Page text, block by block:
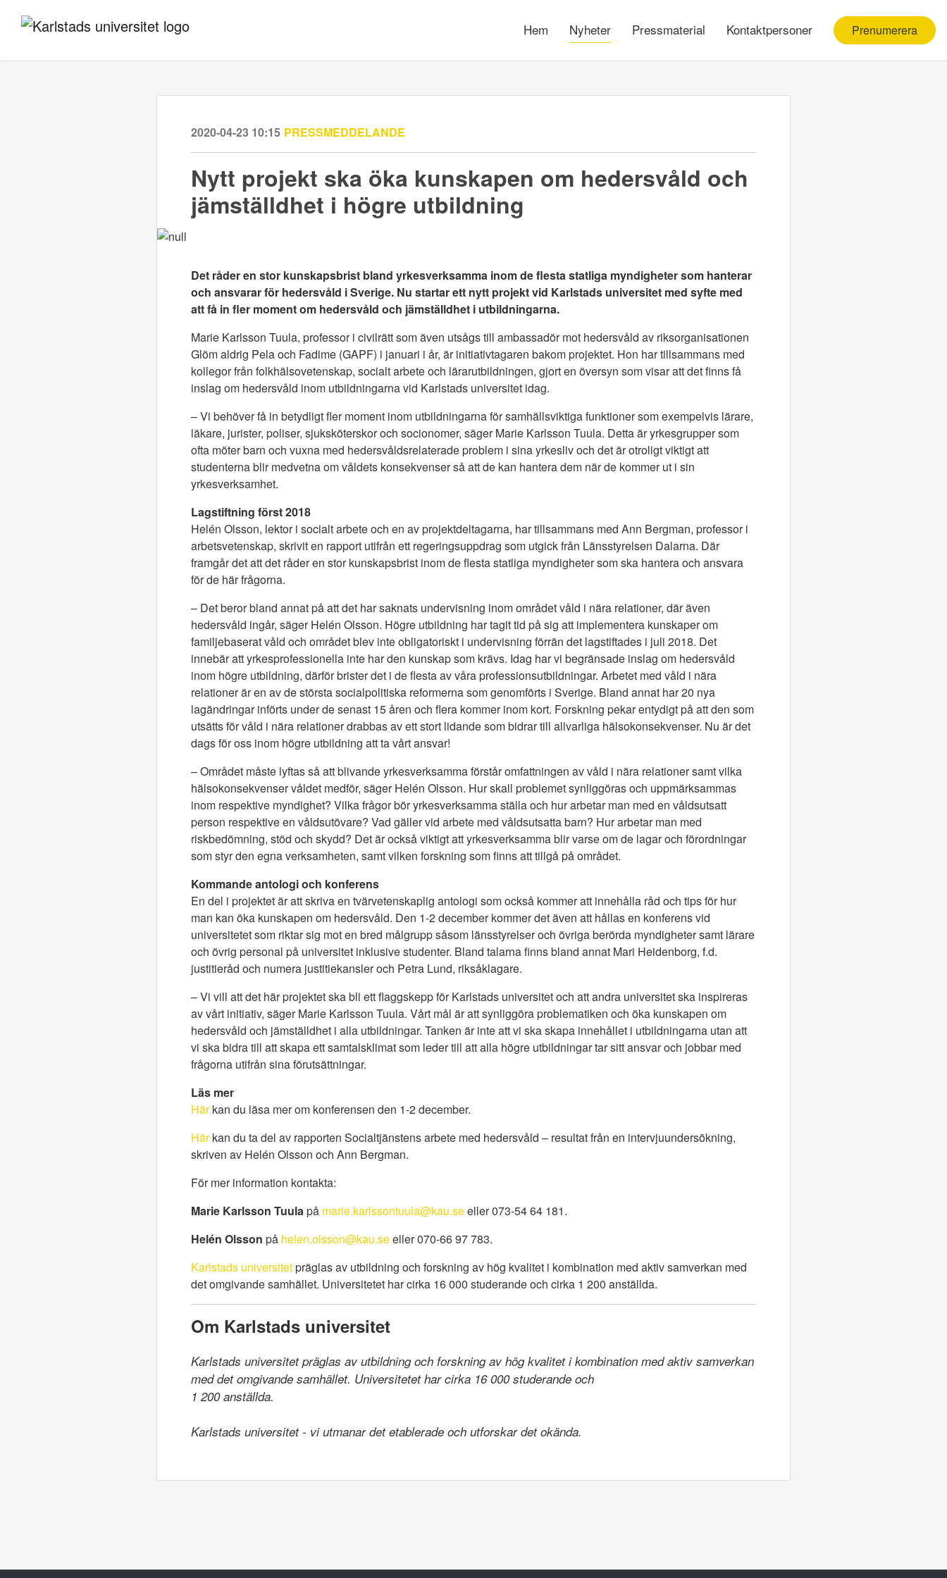
Hem Nyheter Pressmaterial Kontaktpersoner Prenumerera
2020-04-23 10:15 PRESSMEDDELANDE
Nytt projekt ska öka kunskapen om hedersvåld och
jämställdhet i högre utbildning
Det råder en stor kunskapsbrist bland yrkesverksamma inom de flesta statliga myndigheter som hanterar
och ansvarar för hedersvåld i Sverige. Nu startar ett nytt projekt vid Karlstads universitet med syfte med
att få in fler moment om hedersvåld och jämställdhet i utbildningarna.
Marie Karlsson Tuula, professor i civilrätt som även utsågs till ambassadör mot hedersvåld av riksorganisationen
Glöm aldrig Pela och Fadime (GAPF) i januari i år, är initiativtagaren bakom projektet. Hon har tillsammans med
kollegor från folkhälsovetenskap, socialt arbete och lärarutbildningen, gjort en översyn som visar att det finns få
inslag om hedersvåld inom utbildningarna vid Karlstads universitet idag.
– Vi behöver få in betydligt fler moment inom utbildningarna för samhällsviktiga funktioner som exempelvis lärare,
läkare, jurister, poliser, sjuksköterskor och socionomer, säger Marie Karlsson Tuula. Detta är yrkesgrupper som
ofta möter barn och vuxna med hedersvåldsrelaterade problem i sina yrkesliv och det är otroligt viktigt att
studenterna blir medvetna om våldets konsekvenser så att de kan hantera dem när de kommer ut i sin
yrkesverksamhet.
Lagstiftning först 2018
Helén Olsson, lektor i socialt arbete och en av projektdeltagarna, har tillsammans med Ann Bergman, professor i
arbetsvetenskap, skrivit en rapport utifrån ett regeringsuppdrag som utgick från Länsstyrelsen Dalarna. Där
framgår det att det råder en stor kunskapsbrist inom de flesta statliga myndigheter som ska hantera och ansvara
för de här frågorna.
– Det beror bland annat på att det har saknats undervisning inom området våld i nära relationer, där även
hedersvåld ingår, säger Helén Olsson. Högre utbildning har tagit tid på sig att implementera kunskaper om
familjebaserat våld och området blev inte obligatoriskt i undervisning förrän det lagstiftades i juli 2018. Det
innebär att yrkesprofessionella inte har den kunskap som krävs. Idag har vi begränsade inslag om hedersvåld
inom högre utbildning, därför brister det i de flesta av våra professionsutbildningar. Arbetet med våld i nära
relationer är en av de största socialpolitiska reformerna som genomförts i Sverige. Bland annat har 20 nya
lagändringar införts under de senast 15 åren och flera kommer inom kort. Forskning pekar entydigt på att den som
utsätts för våld i nära relationer drabbas av ett stort lidande som bidrar till allvarliga hälsokonsekvenser. Nu är det
dags för oss inom högre utbildning att ta vårt ansvar!
– Området måste lyftas så att blivande yrkesverksamma förstår omfattningen av våld i nära relationer samt vilka
hälsokonsekvenser våldet medför, säger Helén Olsson. Hur skall problemet synliggöras och uppmärksammas
inom respektive myndighet? Vilka frågor bör yrkesverksamma ställa och hur arbetar man med en våldsutsatt
person respektive en våldsutövare? Vad gäller vid arbete med våldsutsatta barn? Hur arbetar man med
riskbedömning, stöd och skydd? Det är också viktigt att yrkesverksamma blir varse om de lagar och förordningar
som styr den egna verksamheten, samt vilken forskning som finns att tillgå på området.
Kommande antologi och konferens
En del i projektet är att skriva en tvärvetenskaplig antologi som också kommer att innehålla råd och tips för hur
man kan öka kunskapen om hedersvåld. Den 1-2 december kommer det även att hållas en konferens vid
universitetet som riktar sig mot en bred målgrupp såsom länsstyrelser och övriga berörda myndigheter samt lärare
och övrig personal på universitet inklusive studenter. Bland talarna finns bland annat Mari Heidenborg, f.d.
justitieråd och numera justitiekansler och Petra Lund, riksåklagare.
– Vi vill att det här projektet ska bli ett flaggskepp för Karlstads universitet och att andra universitet ska inspireras
av vårt initiativ, säger Marie Karlsson Tuula. Vårt mål är att synliggöra problematiken och öka kunskapen om
hedersvåld och jämställdhet i alla utbildningar. Tanken är inte att vi ska skapa innehållet i utbildningarna utan att
vi ska bidra till att skapa ett samtalsklimat som leder till att alla högre utbildningar tar sitt ansvar och jobbar med
frågorna utifrån sina förutsättningar.
Läs mer
Härkan du läsa mer om konferensen den 1-2 december.
Härkan du ta del av rapporten Socialtjänstens arbete med hedersvåld – resultat från en intervjuundersökning,
skriven av Helén Olsson och Ann Bergman.
För mer information kontakta:
Marie Karlsson Tuulapå marie.karlssontuula@kau.seeller 073-54 64 181.
Helén Olsson på helen.olsson@kau.seeller 070-66 97 783.
Karlstads universitetpräglas av utbildning och forskning av hög kvalitet i kombination med aktiv samverkan med
det omgivande samhället. Universitetet har cirka 16 000 studerande och cirka 1 200 anställda.
Om Karlstads universitet
Karlstads universitet präglas av utbildning och forskning av hög kvalitet i kombination med aktiv samverkan
med det omgivande samhället. Universitetet har cirka 16 000 studerande och
1 200 anställda.
Karlstads universitet - vi utmanar det etablerade och utforskar det okända.